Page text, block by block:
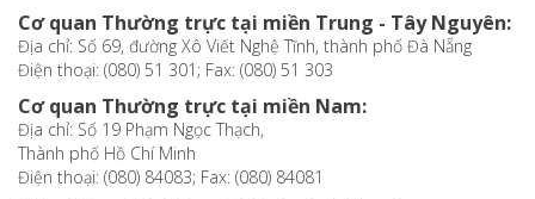
Cơ quan Thường trực tại miền Trung - Tây Nguyên:
Địa chỉ: Số 69, đường Xô Viết Nghệ Tĩnh, thành phố Đà Nẵng
Điện thoại: (080) 51 301; Fax: (080) 51 303
Cơ quan Thường trực tại miền Nam:
Địa chỉ: Số 19 Phạm Ngọc Thạch,
Thành phố Hồ Chí Minh
Điện thoại: (080) 84083; Fax: (080) 84081